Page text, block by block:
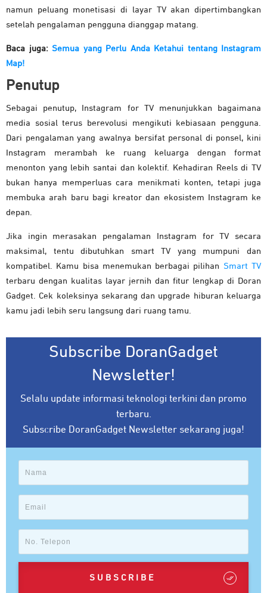
namun peluang monetisasi di layar TV akan dipertimbangkan
setelah pengalaman pengguna dianggap matang.
Baca juga: Semua yang Perlu Anda Ketahui tentang Instagram
Map!
Penutup
Sebagai penutup, Instagram for TV menunjukkan bagaimana
media sosial terus berevolusi mengikuti kebiasaan pengguna.
Dari pengalaman yang awalnya bersifat personal di ponsel, kini
Instagram merambah ke ruang keluarga dengan format
menonton yang lebih santai dan kolektif. Kehadiran Reels di TV
bukan hanya memperluas cara menikmati konten, tetapi juga
membuka arah baru bagi kreator dan ekosistem Instagram ke
depan.
Jika ingin merasakan pengalaman Instagram for TV secara
maksimal, tentu dibutuhkan smart TV yang mumpuni dan
kompatibel. Kamu bisa menemukan berbagai pilihan Smart TV
terbaru dengan kualitas layar jernih dan fitur lengkap di Doran
Gadget. Cek koleksinya sekarang dan upgrade hiburan keluarga
kamu jadi lebih seru langsung dari ruang tamu.
Subscribe DoranGadget
Newsletter!
Selalu update informasi teknologi terkini dan promo
terbaru.
Subscribe DoranGadget Newsletter sekarang juga!
SUBSCRIBE